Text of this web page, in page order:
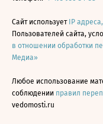
Сайт использует IP
Пользователей сайта,
в отношении обработки
Медиа»
Любое использование
соблюдении правил
vedomosti.ru